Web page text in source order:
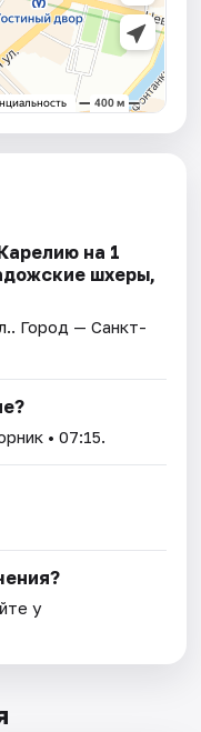
на 1
шхеры,
. Город — Санкт-
• 07:15.
у